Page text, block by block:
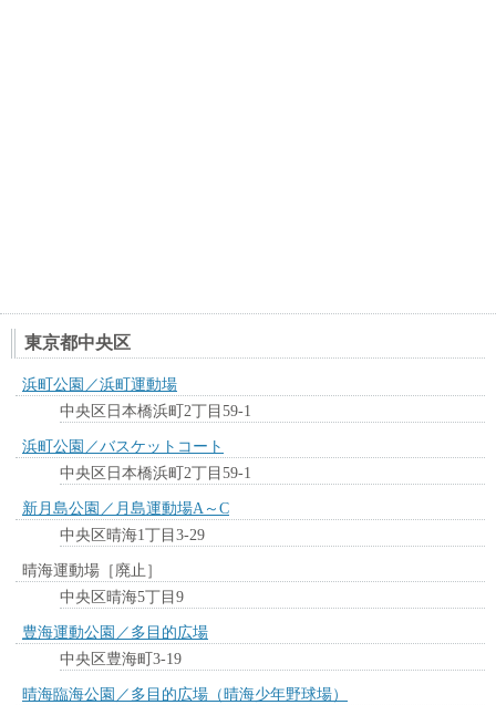
東京都中央区
浜町公園／浜町運動場
中央区日本橋浜町2丁目59-1
浜町公園／バスケットコート
中央区日本橋浜町2丁目59-1
新月島公園／月島運動場A～C
中央区晴海1丁目3-29
晴海運動場［廃止］
中央区晴海5丁目9
豊海運動公園／多目的広場
中央区豊海町3-19
晴海臨海公園／多目的広場（晴海少年野球場）